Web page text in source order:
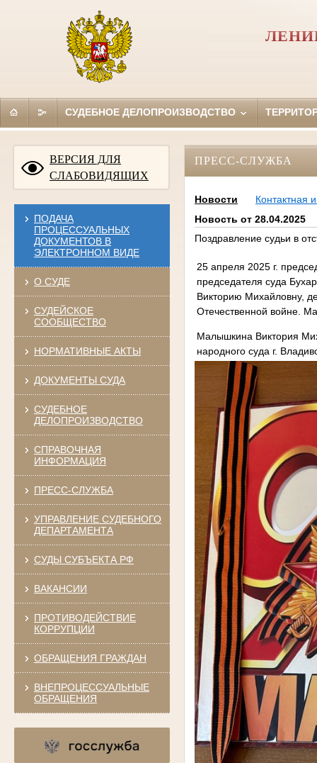
СУДЕБНОЕ ДЕЛОПРОИЗВОДСТВО
ВЕРСИЯ ДЛЯ
СЛАБОВИДЯЩИХ
ПОДАЧА
ПРОЦЕССУАЛЬНЫХ
ДОКУМЕНТОВ В
ЭЛЕКТРОННОМ ВИДЕ
О СУДЕ
СУДЕЙСКОЕ
СООБЩЕСТВО
НОРМАТИВНЫЕ АКТЫ
ДОКУМЕНТЫ СУДА
СУДЕБНОЕ
ДЕЛОПРОИЗВОДСТВО
СПРАВОЧНАЯ
ИНФОРМАЦИЯ
ПРЕСС-СЛУЖБА
УПРАВЛЕНИЕ СУДЕБНОГО
ДЕПАРТАМЕНТА
СУДЫ СУБЪЕКТА РФ
ВАКАНСИИ
ПРОТИВОДЕЙСТВИЕ
КОРРУПЦИИ
ОБРАЩЕНИЯ ГРАЖДАН
ВНЕПРОЦЕССУАЛЬНЫЕ
ОБРАЩЕНИЯ
ПРЕСС-СЛУЖБА
Новости
Контактная
Новость от 28.04.2025
Поздравление судьи в
25 апреля 2025 г.
председателя суда
Викторию Михайловну,
Отечественной войне.
Малышкина Виктория
народного суда г.